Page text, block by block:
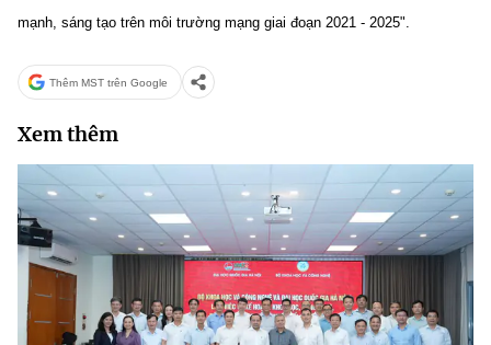
mạnh, sáng tạo trên môi trường mạng giai đoạn 2021 - 2025".
Thêm MST trên Google
Xem thêm